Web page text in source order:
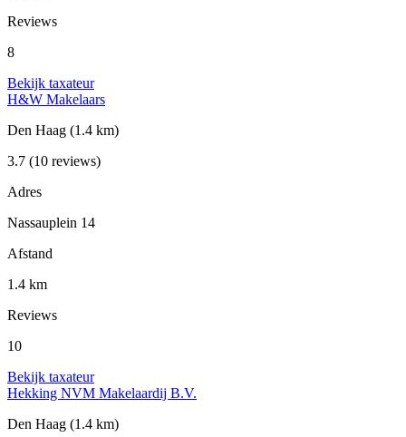
Reviews
8
Bekijk taxateur
H&W Makelaars
Den Haag (1.4 km)
3.7 (10 reviews)
Adres
Nassauplein 14
Afstand
1.4 km
Reviews
10
Bekijk taxateur
Hekking NVM Makelaardij B.V.
Den Haag (1.4 km)